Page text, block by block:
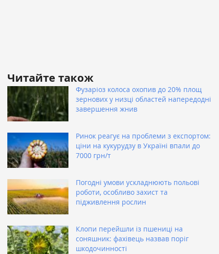
Читайте також
Фузаріоз колоса охопив до 20% площ
зернових у низці областей напередодні
завершення жнив
Ринок реагує на проблеми з експортом:
ціни на кукурудзу в Україні впали до
7000 грн/т
Погодні умови ускладнюють польові
роботи, особливо захист та
підживлення рослин
Клопи перейшли із пшениці на
соняшник: фахівець назвав поріг
шкодочинності